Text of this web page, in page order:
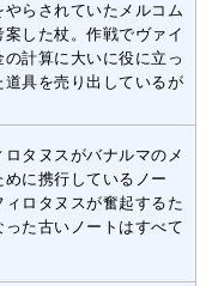
らされていたメルコム
した杖。作戦でヴァイ
計算に大いに役に立っ
具を売り出しているが
タヌスがバナルマのメ
に携行しているノー
ィロタヌスが奮起するた
た古いノートはすべて